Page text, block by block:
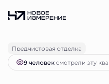
1-комнатная
Ипотекаот 14 727 руб.
Предчистовая отделка
9 человексмотрели эту